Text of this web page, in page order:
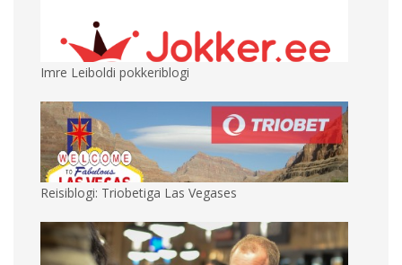
Imre Leiboldi pokkeriblogi
Reisiblogi: Triobetiga Las Vegases